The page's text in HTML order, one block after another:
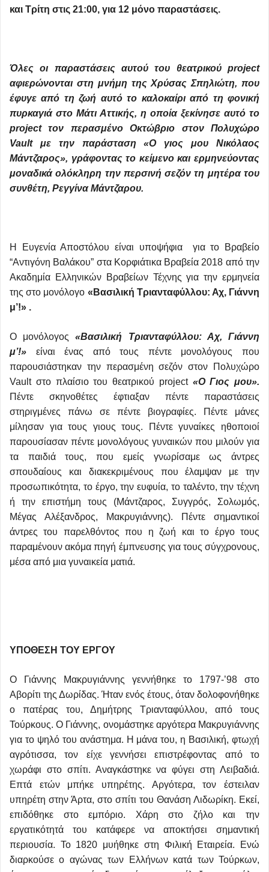
και Τρίτη στις 21:00, για 12 μόνο παραστάσεις.
Όλες οι παραστάσεις αυτού του θεατρικού project
αφιερώνονται στη μνήμη της Χρύσας Σπηλιώτη, που
έφυγε από τη ζωή αυτό το καλοκαίρι από τη φονική
πυρκαγιά στο Μάτι Αττικής, η οποία ξεκίνησε αυτό το
project τον περασμένο Οκτώβριο στον Πολυχώρο
Vault με την παράσταση «Ο γιος μου Νικόλαος
Μάντζαρος», γράφοντας το κείμενο και ερμηνεύοντας
μοναδικά ολόκληρη την περσινή σεζόν τη μητέρα του
συνθέτη, Ρεγγίνα Μάντζαρου.
H Ευγενία Αποστόλου είναι υποψήφια για το Βραβείο
“Αντιγόνη Βαλάκου” στα Κορφιάτικα Βραβεία 2018 από την
Ακαδημία Ελληνικών Βραβείων Τέχνης για την ερμηνεία
της στο μονόλογο «Βασιλική Τριανταφύλλου: Αχ, Γιάννη
μ’!» .
Ο μονόλογος«Βασιλική Τριανταφύλλου: Αχ, Γιάννη
μ’!» είναι ένας από τους πέντε μονολόγους που
παρουσιάστηκαν την περασμένη σεζόν στον Πολυχώρο
Vault στο πλαίσιο του θεατρικού project «Ο Γιος μου».
Πέντε σκηνοθέτες έφτιαξαν πέντε παραστάσεις
στηριγμένες πάνω σε πέντε βιογραφίες. Πέντε μάνες
μίλησαν για τους γιους τους. Πέντε γυναίκες ηθοποιοί
παρουσίασαν πέντε μονολόγους γυναικών που μιλούν για
τα παιδιά τους, που εμείς γνωρίσαμε ως άντρες
σπουδαίους και διακεκριμένους που έλαμψαν με την
προσωπικότητα, το έργο, την ευφυία, το ταλέντο, την τέχνη
ή την επιστήμη τους (Μάντζαρος, Συγγρός, Σολωμός,
Μέγας Αλέξανδρος, Μακρυγιάννης). Πέντε σημαντικοί
άντρες του παρελθόντος που η ζωή και το έργο τους
παραμένουν ακόμα πηγή έμπνευσης για τους σύγχρονους,
μέσα από μια γυναικεία ματιά.
ΥΠΟΘΕΣΗ ΤΟΥ ΕΡΓΟΥ
Ο Γιάννης Μακρυγιάννης γεννήθηκε το 1797-’98 στο
Αβορίτι της Δωρίδας. Ήταν ενός έτους, όταν δολοφονήθηκε
ο πατέρας του, Δημήτρης Τριανταφύλλου, από τους
Τούρκους. Ο Γιάννης, ονομάστηκε αργότερα Μακρυγιάννης
για το ψηλό του ανάστημα. Η μάνα του, η Βασιλική, φτωχή
αγρότισσα, τον είχε γεννήσει επιστρέφοντας από το
χωράφι στο σπίτι. Αναγκάστηκε να φύγει στη Λειβαδιά.
Επτά ετών μπήκε υπηρέτης. Αργότερα, τον έστειλαν
υπηρέτη στην Άρτα, στο σπίτι του Θανάση Λιδωρίκη. Εκεί,
επιδόθηκε στο εμπόριο. Χάρη στο ζήλο και την
εργατικότητά του κατάφερε να αποκτήσει σημαντική
περιουσία. Το 1820 μυήθηκε στη Φιλική Εταιρεία. Ενώ
διαρκούσε ο αγώνας των Ελλήνων κατά των Τούρκων,